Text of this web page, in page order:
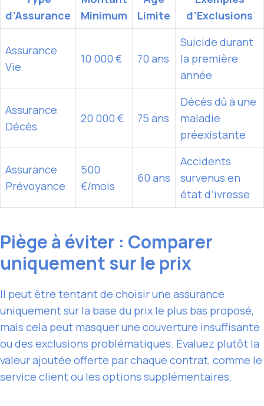
d’Assurance
Minimum
Limite
d’Exclusions
Assurance
Vie
10 000 € 70 ans
Suicide durant
la première
année
Assurance
Décès
20 000 € 75 ans
Décès dû à une
maladie
préexistante
Assurance
Prévoyance
500
€/mois
60 ans
Accidents
survenus en
état d’ivresse
Piège à éviter : Comparer
uniquement sur le prix
Il peut être tentant de choisir une assurance
uniquement sur la base du prix le plus bas proposé,
mais cela peut masquer une couverture insuffisante
ou des exclusions problématiques. Évaluez plutôt la
valeur ajoutée offerte par chaque contrat, comme le
service client ou les options supplémentaires.